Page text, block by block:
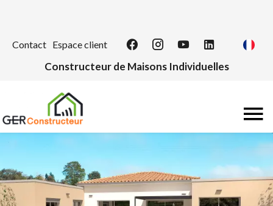
Contact Espace client
Constructeur de Maisons Individuelles